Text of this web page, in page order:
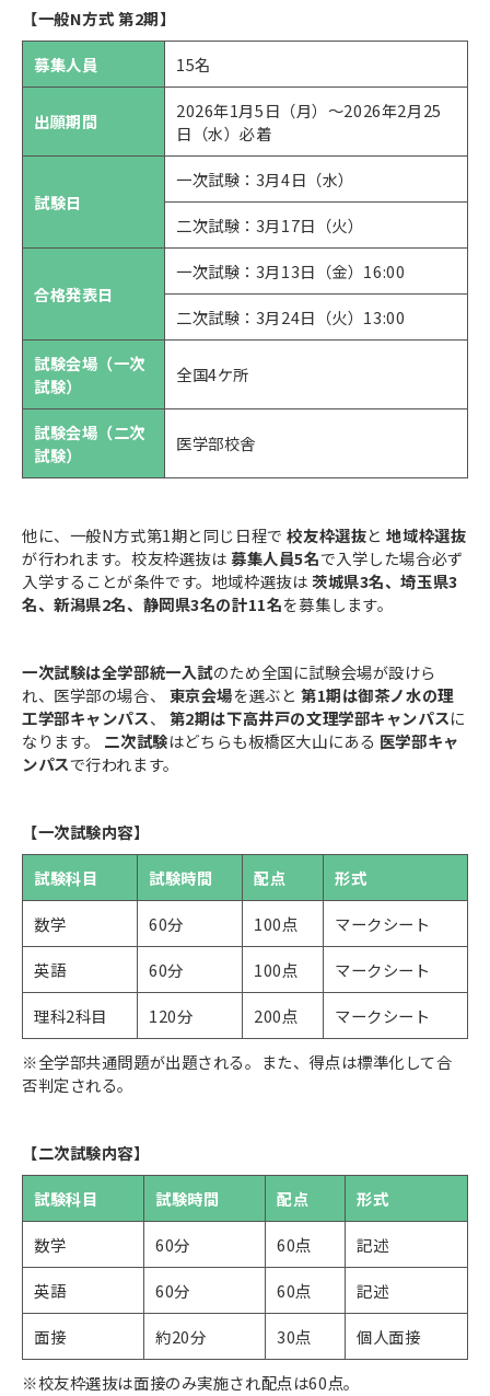
【一般N方式 第2期】
募集人員
15名
出願期間
2026年1月5日（月）～2026年2月25
日（水）必着
試験日
一次試験：3月4日（水）
二次試験：3月17日（火）
合格発表日
一次試験：3月13日（金）16:00
二次試験：3月24日（火）13:00
試験会場（一次
試験）
全国4ケ所
試験会場（二次
試験）
医学部校舎
他に、一般N方式第1期と同じ日程で校友枠選抜と地域枠選抜
が行われます。校友枠選抜は募集人員5名で入学した場合必ず
入学することが条件です。地域枠選抜は茨城県3名、埼玉県3
名、新潟県2名、静岡県3名の計11名を募集します。
一次試験は全学部統一入試のため全国に試験会場が設けら
れ、医学部の場合、 東京会場を選ぶと 第1期は御茶ノ水の理
工学部キャンパス、 第2期は下高井戸の文理学部キャンパスに
なります。 二次試験はどちらも板橋区大山にある 医学部キャ
ンパスで行われます。
【一次試験内容】
試験科目
試験時間 配点
形式
数学
60分 100点
マークシート
英語
60分 100点
マークシート
理科2科目
120分 200点
マークシート
※全学部共通問題が出題される。また、得点は標準化して合
否判定される。
【二次試験内容】
試験科目
試験時間 配点
形式
数学
60分 60点
記述
英語
60分 60点
記述
面接
約20分 30点
個人面接
※校友枠選抜は面接のみ実施され配点は60点。